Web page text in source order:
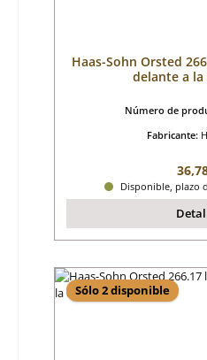
Haas-Sohn Orsted
delante a
Número de
Fabricante:
Disponible, plazo
Sólo 2 disponible